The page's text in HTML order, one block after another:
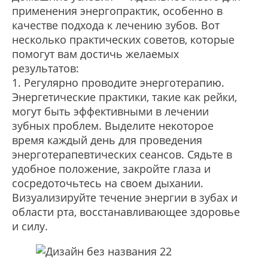
применения энергопрактик, особенно в
качестве подхода к лечению зубов. Вот
несколько практических советов, которые
помогут вам достичь желаемых
результатов:
1. Регулярно проводите энерготерапию.
Энергетические практики, такие как рейки,
могут быть эффективными в лечении
зубных проблем. Выделите некоторое
время каждый день для проведения
энерготерапевтических сеансов. Сядьте в
удобное положение, закройте глаза и
сосредоточьтесь на своем дыхании.
Визуализируйте течение энергии в зубах и
области рта, восстанавливающее здоровье
и силу.